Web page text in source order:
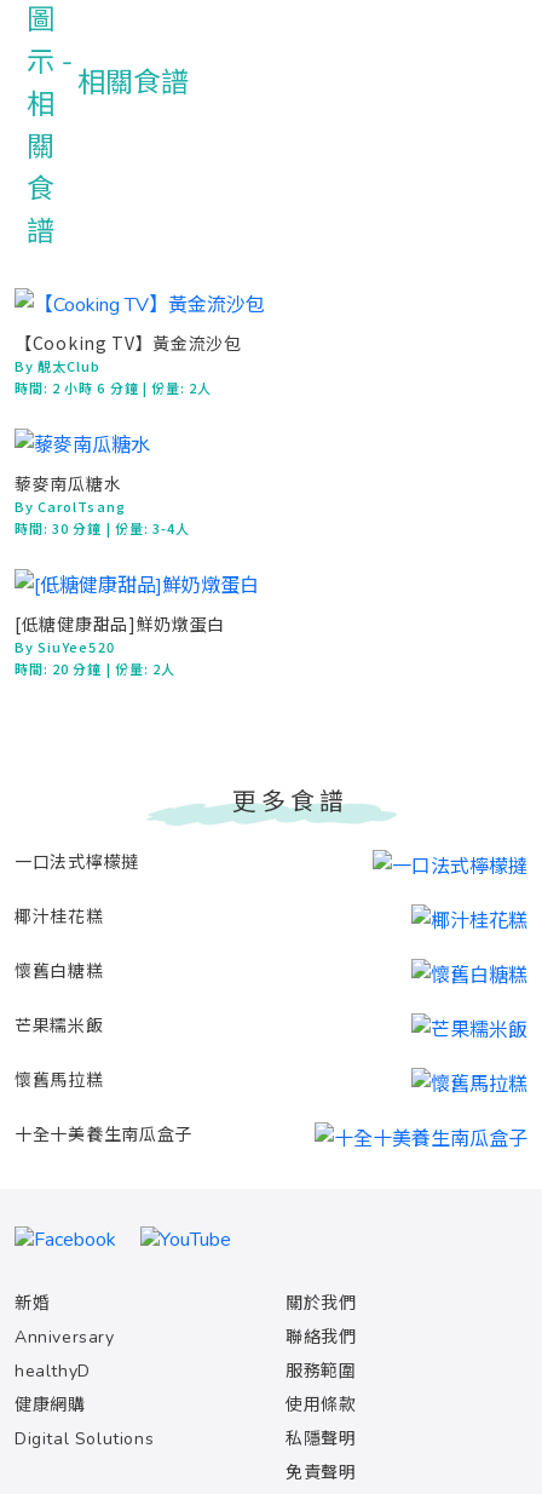
相關食譜
【Cooking TV】黃金流沙包
By 靚太Club
時間: 2 小時 6 分鐘 | 份量: 2人
藜麥南瓜糖水
By CarolTsang
時間:30 分鐘 | 份量: 3-4人
[低糖健康甜品]鮮奶燉蛋白
By SiuYee520
時間: 20 分鐘 | 份量: 2人
更多食譜
一口法式檸檬撻
椰汁桂花糕
懷舊白糖糕
芒果糯米飯
懷舊馬拉糕
十全十美養生南瓜盒子
新婚
Anniversary
healthyD
健康網購
Digital Solutions
關於我們
聯絡我們
服務範圍
使用條款
私隱聲明
免責聲明